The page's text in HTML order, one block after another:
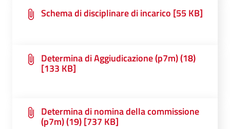
Schema di disciplinare di incarico [55 KB]
Determina di Aggiudicazione (p7m) (18)
[133 KB]
Determina di nomina della commissione
(p7m) (19) [737 KB]